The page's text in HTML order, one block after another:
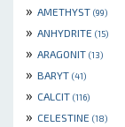
» AMETHYST (99)
» ANHYDRITE (15)
» ARAGONIT (13)
» BARYT (41)
» CALCIT (116)
» CELESTINE (18)